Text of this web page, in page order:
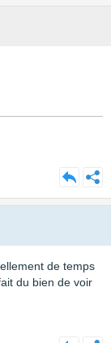
de temps
du bien de voir